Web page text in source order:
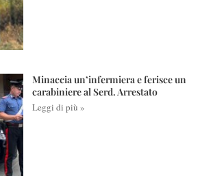
Minaccia un’infermiera e ferisce un
carabiniere al Serd. Arrestato
Leggi di più »